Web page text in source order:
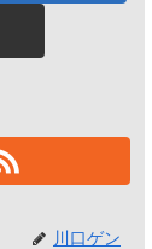
川口ゲン